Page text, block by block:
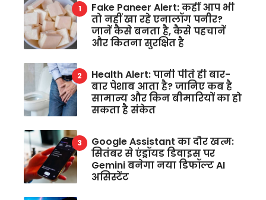
Fake Paneer Alert: कहीं आप भी
तो नहीं खा रहे एनालॉग पनीर?
जानें कैसे बनता है, कैसे पहचानें
और कितना सुरक्षित है
Health Alert: पानी पीते ही बार-
बार पेशाब आता है? जानिए कब है
सामान्य और किन बीमारियों का हो
सकता है संकेत
Google Assistant का दौर खत्म:
सितंबर से एंड्रॉयड डिवाइस पर
Gemini बनेगा नया डिफॉल्ट AI
असिस्टेंट